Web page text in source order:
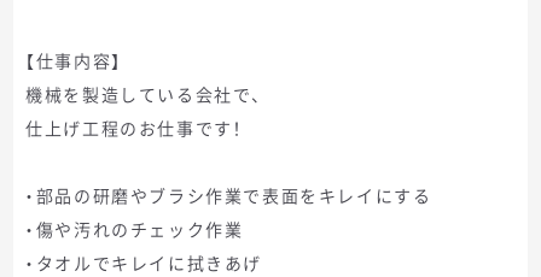
【仕事内容】
機械を製造している会社で、
仕上げ工程のお仕事です！
・部品の研磨やブラシ作業で表面をキレイにする
・傷や汚れのチェック作業
・タオルでキレイに拭きあげ